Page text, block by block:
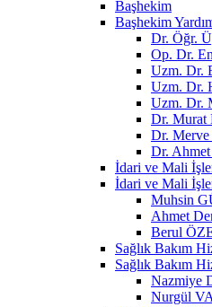
Başhekim
Başhekim
Dr. Öğr.
Op. Dr.
Uzm. Dr.
Uzm. Dr.
Uzm. Dr.
Dr.
Dr.
Dr.
İdari ve Mali
İdari ve Mali
Muhsin
Ahmet
Berul
Sağlık Bakım
Sağlık Bakım
Nazmiye
Nurgül